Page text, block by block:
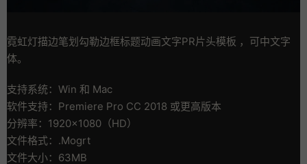
霓虹灯描边笔划勾勒边框标题动画文字PR片头模板 ，可中文字
体。
支持系统：Win 和 Mac
软件支持：Premiere Pro CC 2018 或更高版本
分辨率：1920×1080（HD）
文件格式：.Mogrt
文件大小：63MB